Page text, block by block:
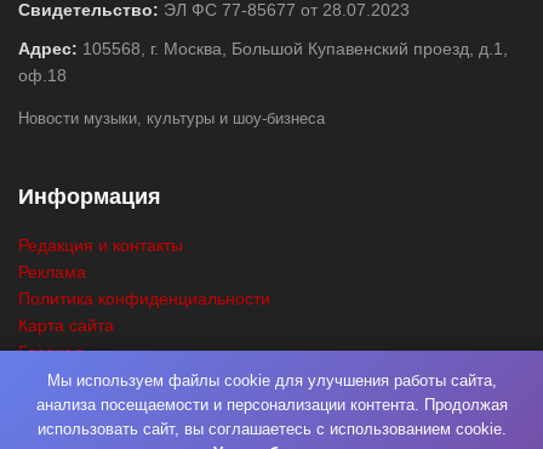
Свидетельство: ЭЛ ФС 77-85677 от 28.07.2023
Адрес: 105568, г. Москва, Большой Купавенский проезд, д.1,
оф.18
Новости музыки, культуры и шоу-бизнеса
Информация
Редакция и контакты
Реклама
Политика конфиденциальности
Карта сайта
Главная
ПоискМы используем файлы cookie для улучшения работы сайта,
анализа посещаемости и персонализации контента. Продолжая
использовать сайт, вы соглашаетесь с использованием cookie.